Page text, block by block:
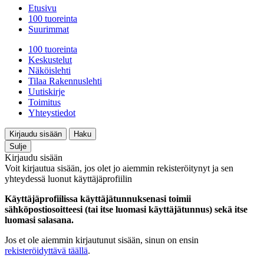
Etusivu
100 tuoreinta
Suurimmat
100 tuoreinta
Keskustelut
Näköislehti
Tilaa Rakennuslehti
Uutiskirje
Toimitus
Yhteystiedot
Kirjaudu sisään
Haku
Sulje
Kirjaudu sisään
Voit kirjautua sisään, jos olet jo aiemmin rekisteröitynyt ja sen
yhteydessä luonut käyttäjäprofiilin
Käyttäjäprofiilissa käyttäjätunnuksenasi toimii
sähköpostiosoitteesi (tai itse luomasi käyttäjätunnus) sekä itse
luomasi salasana.
Jos et ole aiemmin kirjautunut sisään, sinun on ensin
rekisteröidyttävä täällä.